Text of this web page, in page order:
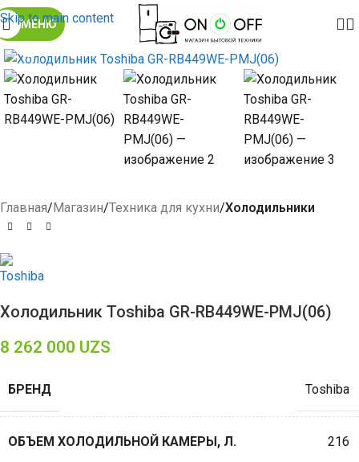
Skip to main content
МЕНЮ
Click to enlarge
Главная Магазин Техника для кухни Холодильники
Холодильник Toshiba GR-RB449WE-PMJ(06)
8 262 000 UZS
БРЕНД Toshiba
ОБЪЕМ ХОЛОДИЛЬНОЙ КАМЕРЫ, Л. 216